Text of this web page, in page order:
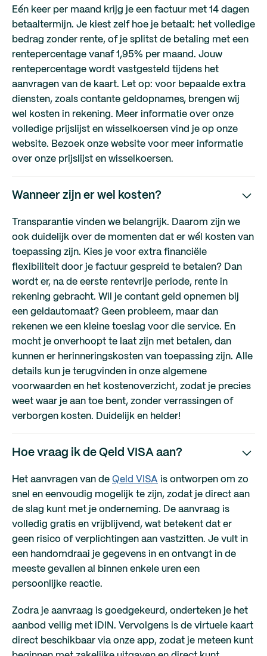
Eén keer per maand krijg je een factuur met 14 dagen
betaaltermijn. Je kiest zelf hoe je betaalt: het volledige
bedrag zonder rente, of je splitst de betaling met een
rentepercentage vanaf 1,95% per maand. Jouw
rentepercentage wordt vastgesteld tijdens het
aanvragen van de kaart. Let op: voor bepaalde extra
diensten, zoals contante geldopnames, brengen wij
wel kosten in rekening. Meer informatie over onze
volledige prijslijst en wisselkoersen vind je op onze
website. Bezoek onze website voor meer informatie
over onze prijslijst en wisselkoersen.
Wanneer zijn er wel kosten?
Transparantie vinden we belangrijk. Daarom zijn we
ook duidelijk over de momenten dat er wél kosten van
toepassing zijn. Kies je voor extra financiële
flexibiliteit door je factuur gespreid te betalen? Dan
wordt er, na de eerste rentevrije periode, rente in
rekening gebracht. Wil je contant geld opnemen bij
een geldautomaat? Geen probleem, maar dan
rekenen we een kleine toeslag voor die service. En
mocht je onverhoopt te laat zijn met betalen, dan
kunnen er herinneringskosten van toepassing zijn. Alle
details kun je terugvinden in onze algemene
voorwaarden en het kostenoverzicht, zodat je precies
weet waar je aan toe bent, zonder verrassingen of
verborgen kosten. Duidelijk en helder!
Hoe vraag ik de Qeld VISA aan?
Het aanvragen van de Qeld VISA is ontworpen om zo
snel en eenvoudig mogelijk te zijn, zodat je direct aan
de slag kunt met je onderneming. De aanvraag is
volledig gratis en vrijblijvend, wat betekent dat er
geen risico of verplichtingen aan vastzitten. Je vult in
een handomdraai je gegevens in en ontvangt in de
meeste gevallen al binnen enkele uren een
persoonlijke reactie.
Zodra je aanvraag is goedgekeurd, onderteken je het
aanbod veilig met iDIN. Vervolgens is de virtuele kaart
direct beschikbaar via onze app, zodat je meteen kunt